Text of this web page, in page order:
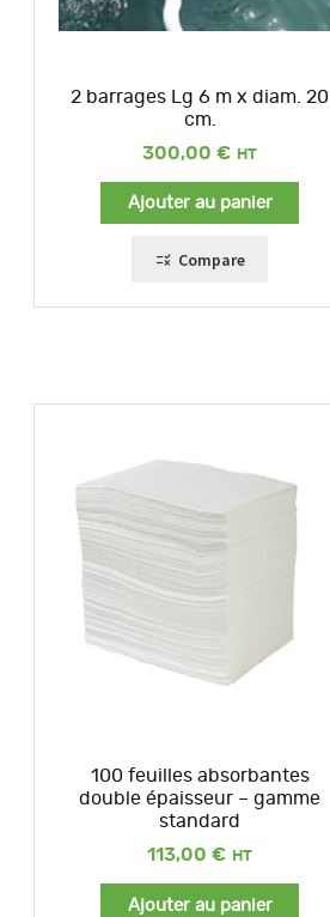
2 barrages Lg 6 m x diam. 20
cm.
300,00 €
Ajouter au panier
Compare
100 feuilles absorbantes
double épaisseur – gamme
standard
113,00 €
Ajouter au panier